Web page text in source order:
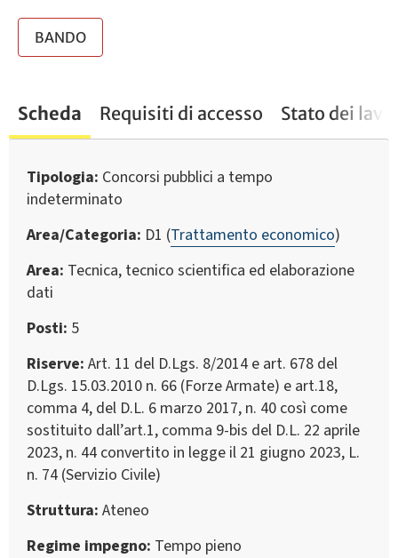
BANDO
Scheda Requisiti di accesso Stato dei
Tipologia Concorsi pubblici a tempo
indeterminato
Area/Categoria D1 (Trattamento economico)
Area Tecnica, tecnico scientifica ed elaborazione
dati
Posti 5
Riserve Art. 11 del D.Lgs. 8/2014 e art. 678 del
D.Lgs. 15.03.2010 n. 66 (Forze Armate) e art.18,
comma 4, del D.L. 6 marzo 2017, n. 40 così come
sostituito dall’art.1, comma 9-bis del D.L. 22 aprile
2023, n. 44 convertito in legge il 21 giugno 2023, L.
n. 74 (Servizio Civile)
Struttura Ateneo
Regime impegno Tempo pieno